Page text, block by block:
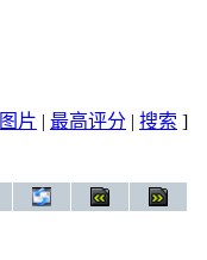
片 | 最高评分 | 搜索 ]